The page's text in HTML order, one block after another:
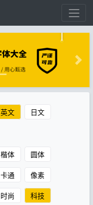
英文 日文
楷体 圆体
卡通 像素
时尚 科技